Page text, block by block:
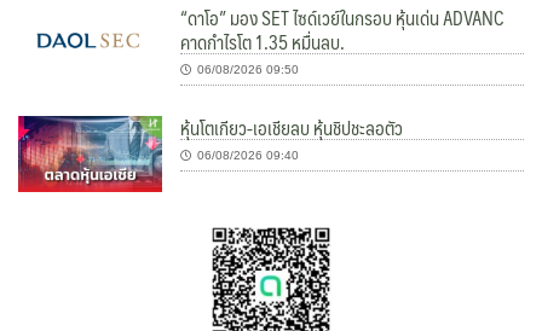
“ดาโอ” มอง SET ไซด์เวย์ในกรอบ หุ้นเด่น ADVANC
คาดกำไรโต 1.35 หมื่นลบ.
06/08/2026 09:50
หุ้นโตเกียว-เอเชียลบ หุ้นชิปชะลอตัว
06/08/2026 09:40